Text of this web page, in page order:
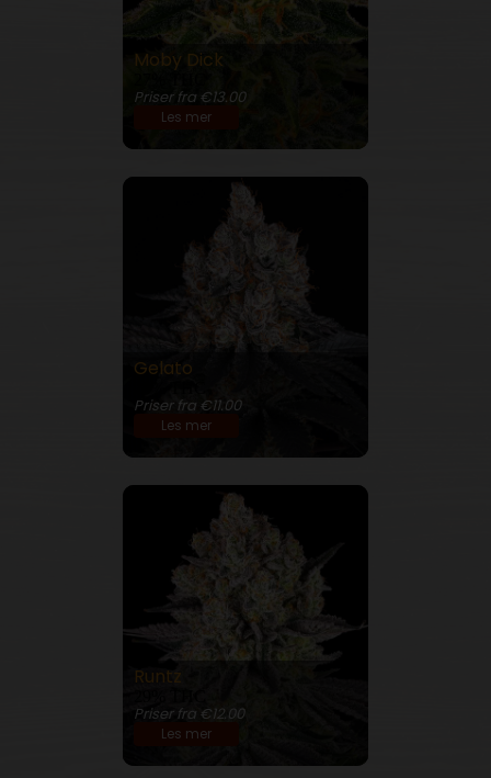
Moby Dick
Priser fra €13.00
Les mer
Gelato
Priser fra €11.00
Les mer
Runtz
Priser fra €12.00
Les mer